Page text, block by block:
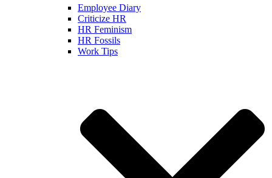
Employee Diary
Criticize HR
HR Feminism
HR Fossils
Work Tips